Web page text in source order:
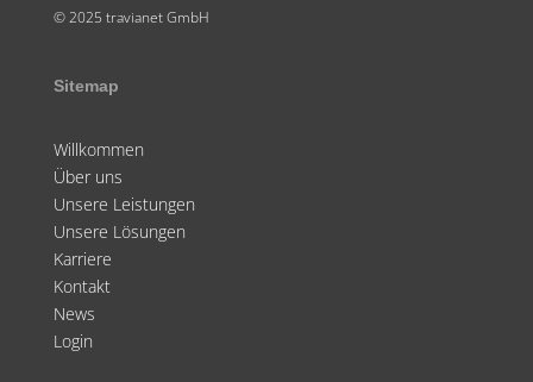
© 2025 travianet GmbH
Sitemap
Willkommen
Über uns
Unsere Leistungen
Unsere Lösungen
Karriere
Kontakt
News
Login